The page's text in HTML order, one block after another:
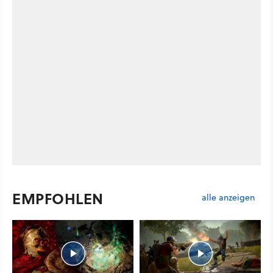
EMPFOHLEN alle anzeigen